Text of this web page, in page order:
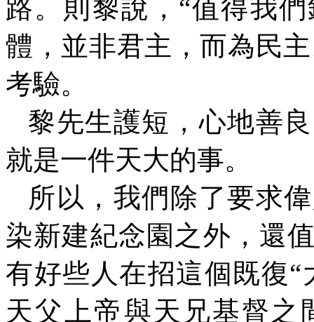
路。則黎說，“值得我
體，並非君主，而為民
考驗。
黎先生護短，心地善
就是一件天大的事。
所以，我們除了要求
染新建紀念園之外，還
有好些人在招這個既復“
天父上帝與天兄基督之